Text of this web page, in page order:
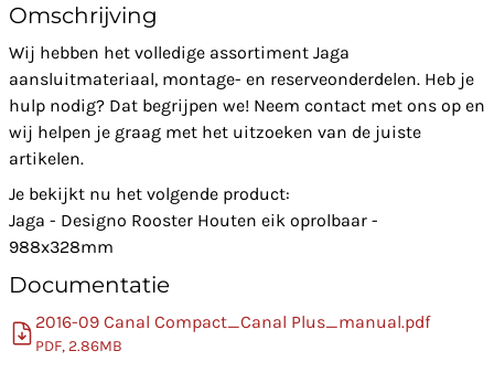
Omschrijving
Wij hebben het volledige assortiment Jaga
aansluitmateriaal, montage- en reserveonderdelen. Heb je
hulp nodig? Dat begrijpen we! Neem contact met ons op en
wij helpen je graag met het uitzoeken van de juiste
artikelen.
Je bekijkt nu het volgende product:
Jaga - Designo Rooster Houten eik oprolbaar -
988x328mm
Documentatie
2016-09 Canal Compact_Canal Plus_manual.pdf
PDF, 2.86MB